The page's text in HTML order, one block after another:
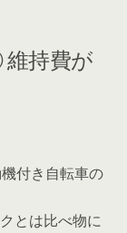
維持費が
付き自転車の
とは比べ物に